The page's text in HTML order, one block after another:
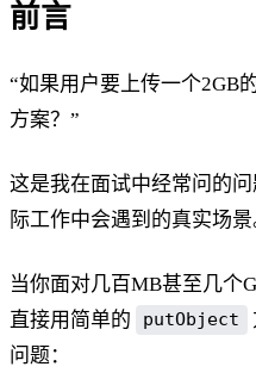
前言
“如果用户要上传一个2GB
方案？”
这是我在面试中经常问的
际工作中会遇到的真实场景
当你面对几百MB甚至几个
直接用简单的
putObject
问题：